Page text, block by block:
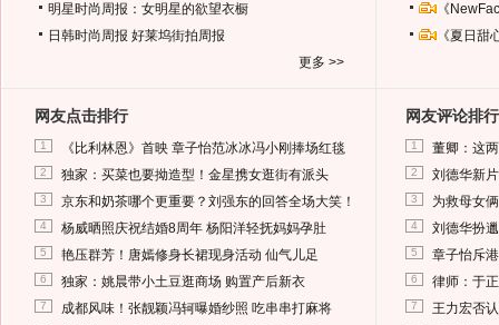
明星时尚周报：女明星的欲望衣橱
日韩时尚周报 好莱坞街拍周报
更多 >>
《
《夏日
网友点击排行
1 《比利林恩》首映 章子怡范冰冰冯小刚捧场红毯
2 独家：买菜也要拗造型！金星携女逛街有派头
3 京东和奶茶哪个更重要？刘强东的回答全场大笑！
4 杨威晒照庆祝结婚8周年 杨阳洋轻抚妈妈孕肚
5 艳压群芳！唐嫣修身长裙现身活动 仙气儿足
6 独家：姚晨带小土豆逛商场 购置产后新衣
7 成都风味！张靓颖冯轲曝婚纱照 吃串串打麻将
网友评论排行
1 董卿：这
2 刘德华新
3 为救母女
4 刘德华扮
5 章子怡斥
6 律师：于
7 王力宏否